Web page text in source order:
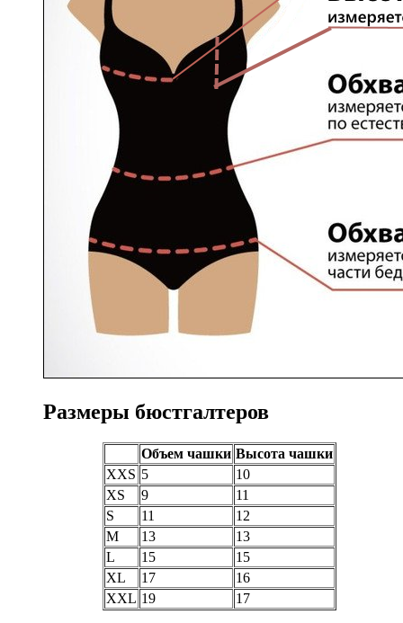
Размеры бюстгалтеров
Объем чашки Высота чашки
XXS 5
10
XS
9
11
S
11
12
M
13
13
L
15
15
XL
17
16
XXL 19 17